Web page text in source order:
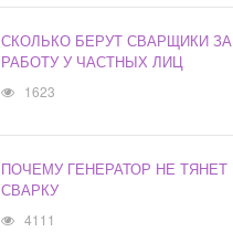
СКОЛЬКО БЕРУТ СВАРЩИКИ ЗА
РАБОТУ У ЧАСТНЫХ ЛИЦ
1623
ПОЧЕМУ ГЕНЕРАТОР НЕ ТЯНЕТ
СВАРКУ
4111